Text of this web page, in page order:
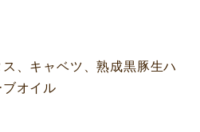
、キャベツ、熟成黒豚生ハ
オイル